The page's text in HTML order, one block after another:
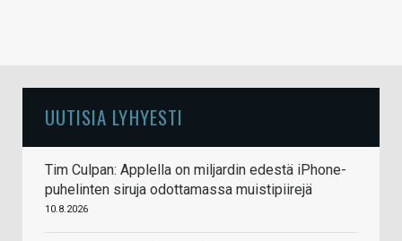
UUTISIA LYHYESTI
Tim Culpan: Applella on miljardin edestä iPhone-
puhelinten siruja odottamassa muistipiirejä
10.8.2026